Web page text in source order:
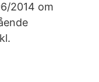
2014 om